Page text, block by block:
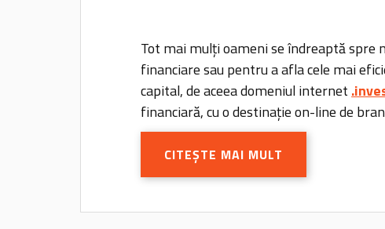
Tot mai mulți oameni se îndreaptă
financiare sau pentru a afla cele mai
capital, de aceea domeniul internet
financiară, cu o destinație on-line de
CITEȘTE MAI MULT